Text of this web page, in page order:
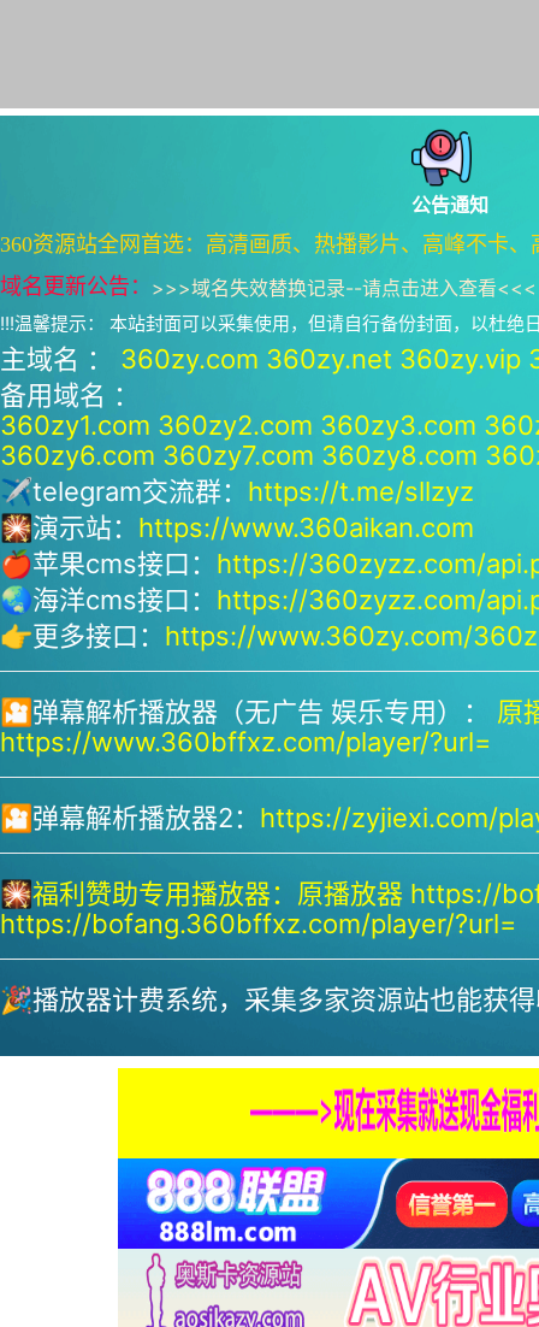
公告通知
360资源站全网首选：高清画质、热播影片、高峰不卡
域名更新公告： >>>域名失效替换记录--请点击进入查看<<<
!!!温馨提示： 本站封面可以采集使用，但请自行备份封面，以杜绝
主域名 ： 360zy.com 360zy.net 360zy.vip
备用域名 ：
360zy1.com 360zy2.com 360zy3.com
360zy6.com 360zy7.com 360zy8.com
✈telegram交流群： https://t.me/sllzyz
🎇演示站： https://www.360aikan.com
🍎苹果cms接口： https://360zyzz.com/
🌏海洋cms接口： https://360zyzz.com/
👉更多接口： https://www.360zy.com/
🎦弹幕解析播放器（无广告 娱乐专用）： 原
https://www.360bffxz.com/player/?url=
🎦弹幕解析播放器2： https://zyjiexi.com/
🎇福利赞助专用播放器： 原播放器 https://
https://bofang.360bffxz.com/player/?url=
🎉播放器计费系统，采集多家资源站也能获